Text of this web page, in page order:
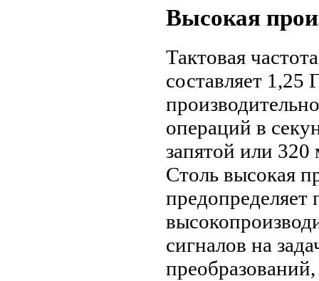
Высокая
Тактовая
составляет 1,25
операций в
запятой или
Столь высокая
предопределяет
сигналов на